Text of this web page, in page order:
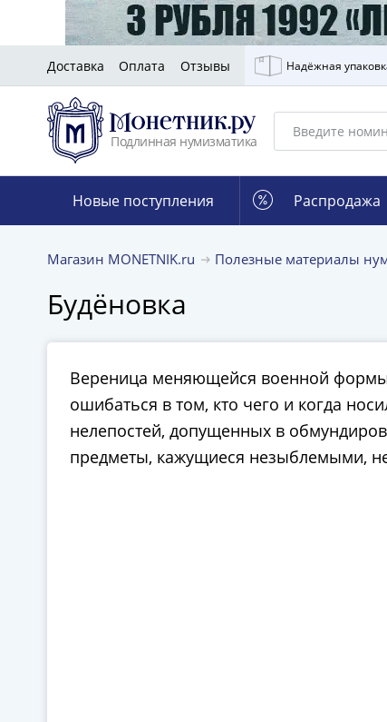
Доставка Оплата Отзывы Надёжная
Подлинная нумизматика
Новые поступления Распродажа
Магазин MONETNIK.ru Полезные материалы
Будёновка
Вереница меняющейся военной формы
ошибаться в том, кто чего и когда
нелепостей, допущенных в
предметы, кажущиеся незыблемыми,